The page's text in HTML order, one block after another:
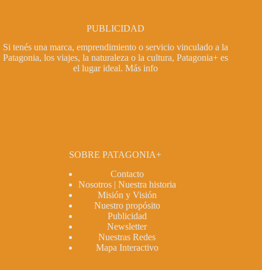
PUBLICIDAD
Si tenés una marca, emprendimiento o servicio vinculado a la
Patagonia, los viajes, la naturaleza o la cultura, Patagonia+ es
el lugar ideal. Más info
SOBRE PATAGONIA+
Contacto
Nosotros | Nuestra historia
Misión y Visión
Nuestro propósito
Publicidad
Newsletter
Nuestras Redes
Mapa Interactivo